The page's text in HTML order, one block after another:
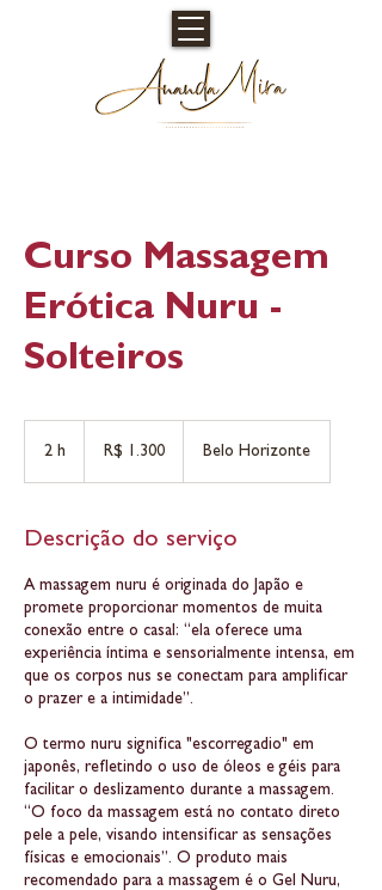
Curso Massagem
Erótica Nuru -
Solteiros
2 h
brasileiros
R$ 1.300 Belo Horizonte
Descrição do serviço
A massagem nuru é originada do Japão e
promete proporcionar momentos de muita
conexão entre o casal: “ela oferece uma
experiência íntima e sensorialmente intensa, em
que os corpos nus se conectam para amplificar
o prazer e a intimidade”.
O termo nuru significa "escorregadio" em
japonês, refletindo o uso de óleos e géis para
facilitar o deslizamento durante a massagem.
“O foco da massagem está no contato direto
pele a pele, visando intensificar as sensações
físicas e emocionais”. O produto mais
recomendado para a massagem é o Gel Nuru,